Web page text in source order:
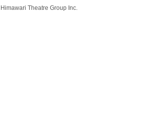
Theatre Group Inc.